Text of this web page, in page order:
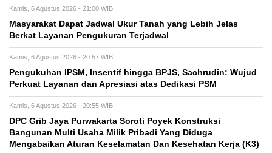
Kamis, 6 Agustus 2026 - 21:00 WIB
Masyarakat Dapat Jadwal Ukur Tanah yang Lebih Jelas
Berkat Layanan Pengukuran Terjadwal
Kamis, 6 Agustus 2026 - 20:57 WIB
Pengukuhan IPSM, Insentif hingga BPJS, Sachrudin: Wujud
Perkuat Layanan dan Apresiasi atas Dedikasi PSM
Kamis, 6 Agustus 2026 - 20:55 WIB
DPC Grib Jaya Purwakarta Soroti Poyek Konstruksi
Bangunan Multi Usaha Milik Pribadi Yang Diduga
Mengabaikan Aturan Keselamatan Dan Kesehatan Kerja (K3)